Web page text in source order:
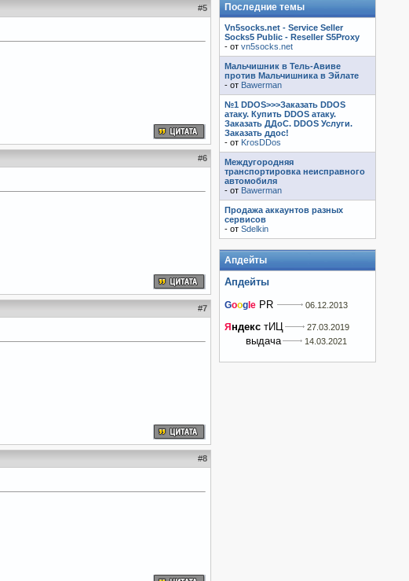
#5
#6
#7
#8
Последние темы
Vn5socks.net - Service Seller
Socks5 Public - Reseller S5Proxy
- от vn5socks.net
Мальчишник в Тель-Авиве
против Мальчишника в Эйлате
- от Bawerman
№1 DDOS>>>Заказать DDOS
атаку. Купить DDOS атаку.
Заказать ДДоС. DDOS Услуги.
Заказать ддос!
- от KrosDDos
Междугородняя
транспортировка неисправного
автомобиля
- от Bawerman
Продажа аккаунтов разных
сервисов
- от Sdelkin
Апдейты
Апдейты
Google PR 06.12.2013
Я ндекс тИЦ 27.03.2019
выдача 14.03.2021